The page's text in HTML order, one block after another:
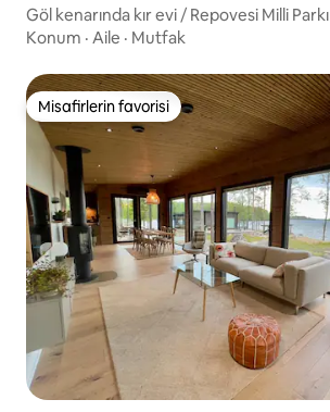
Göl kenarında kır evi / Repovesi Milli Parkı
Konum · Aile · Mutfak
Misafirlerin favorisi
Misafirlerin favorisi